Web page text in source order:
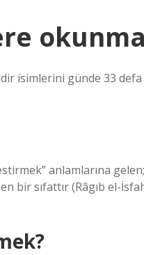
isimlerini günde 33
anlamlarına gelen;
bir sıfattır (Râgıb el-